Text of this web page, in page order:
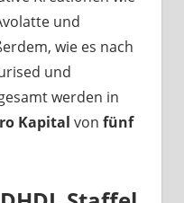
und
wie es nach
und
werden in
Kapital von fünf